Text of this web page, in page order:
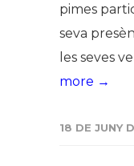
pimes
seva
les seves
more →
18 DE JUNY